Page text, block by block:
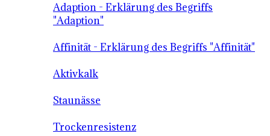
Adaption - Erklärung des Begriffs
"Adaption"
Affinität - Erklärung des Begriffs "Affinität"
Aktivkalk
Staunässe
Trockenresistenz